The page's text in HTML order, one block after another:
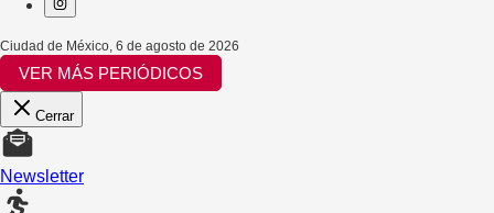
Ciudad de México 6 de agosto de 2026
VER MÁS PERIÓDICOS
Cerrar
Newsletter